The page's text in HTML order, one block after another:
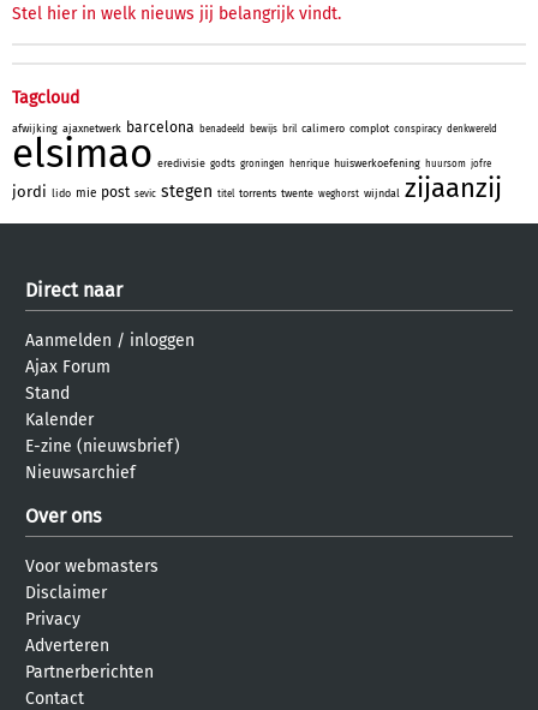
Stel hier in welk nieuws jij belangrijk vindt.
Tagcloud
afwijking ajaxnetwerk barcelona benadeeld bewijs bril calimero complot conspiracy denkwereld
elsimao eredivisie godts groningen henrique huiswerkoefening huursom jofre
jordi lido mie post sevic stegen titel torrents twente weghorst wijndal zijaanzij
Direct naar
Aanmelden / inloggen
Ajax Forum
Stand
Kalender
E-zine (nieuwsbrief)
Nieuwsarchief
Over ons
Voor webmasters
Disclaimer
Privacy
Adverteren
Partnerberichten
Contact